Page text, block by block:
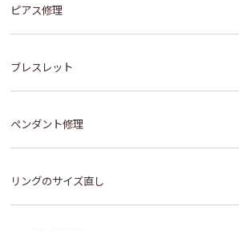
ピアス修理
ブレスレット
ペンダント修理
リングのサイズ直し